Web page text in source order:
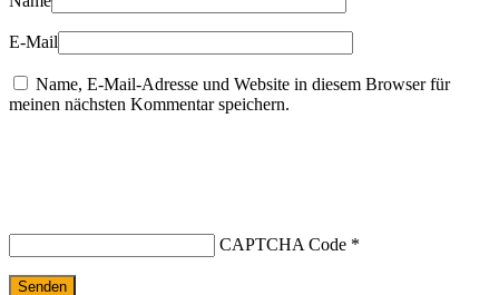
E-Mail
Name, E-Mail-Adresse und Website in diesem Browser für
meinen nächsten Kommentar speichern.
CAPTCHA Code *